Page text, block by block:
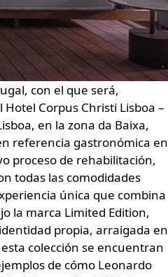
con el que será,
Corpus Christi Lisboa –
en la zona da Baixa,
referencia gastronómica en
proceso de rehabilitación,
todas las comodidades
única que combina
la marca Limited Edition,
propia, arraigada en
colección se encuentran
de cómo Leonardo